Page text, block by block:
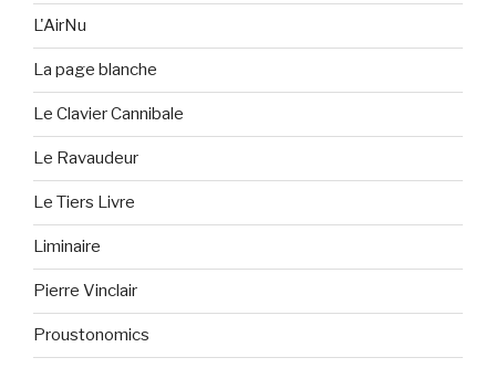
L'AirNu
La page blanche
Le Clavier Cannibale
Le Ravaudeur
Le Tiers Livre
Liminaire
Pierre Vinclair
Proustonomics